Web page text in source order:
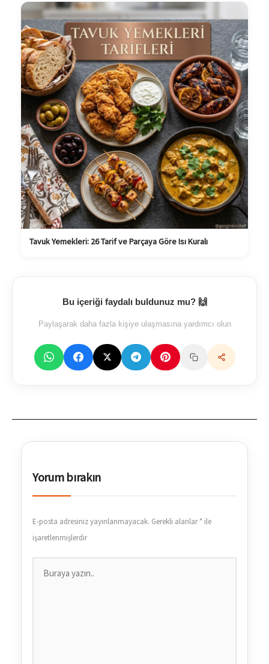
Tavuk Yemekleri: 26 Tarif ve Parçaya Göre Isı Kuralı
Bu içeriği faydalı buldunuz mu? 🙌
Paylaşarak daha fazla kişiye ulaşmasına yardımcı olun
Yorum bırakın
E-posta adresiniz yayınlanmayacak. Gerekli alanlar* ile
işaretlenmişlerdir